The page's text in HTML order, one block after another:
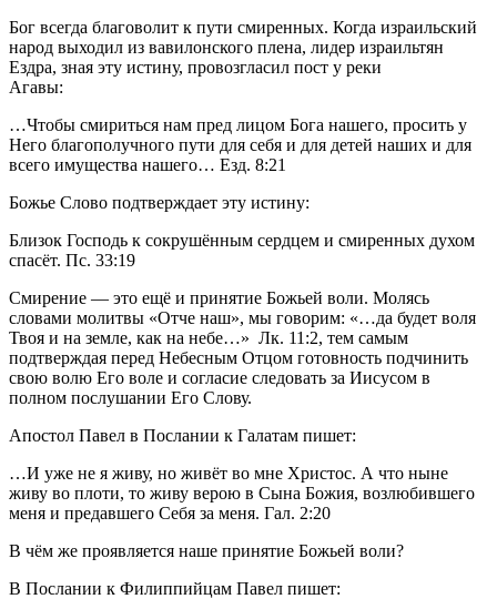
Бог всегда благоволит к пути смиренных. Когда израильский
народ выходил из вавилонского плена, лидер израильтян
Ездра, зная эту истину, провозгласил пост у реки
Агавы:
…Чтобы смириться нам пред лицом Бога нашего, просить у
Него благополучного пути для себя и для детей наших и для
всего имущества нашего… Езд. 8:21
Божье Слово подтверждает эту истину:
Близок Господь к сокрушённым сердцем и смиренных духом
спасёт. Пс. 33:19
Смирение — это ещё и принятие Божьей воли. Молясь
словами молитвы «Отче наш», мы говорим: «…да будет воля
Твоя и на земле, как на небе…»  Лк. 11:2, тем самым
подтверждая перед Небесным Отцом готовность подчинить
свою волю Его воле и согласие следовать за Иисусом в
полном послушании Его Слову.
Апостол Павел в Послании к Галатам пишет:
…И уже не я живу, но живёт во мне Христос. А что ныне
живу во плоти, то живу верою в Сына Божия, возлюбившего
меня и предавшего Себя за меня. Гал. 2:20
В чём же проявляется наше принятие Божьей воли?
В Послании к Филиппийцам Павел пишет: